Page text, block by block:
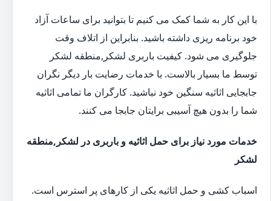
با این کار به شما کمک می کنیم تا بتوانید برای ساعات آزاد
خود برنامه ریزی داشته باشید. بنابراین از اتلاف وقت
جلوگیری می شود. کیفیت باربری لشکر,منطقه لشکر
توسط ما بسیار بالاست. با خدمات رضایت بار دیگر نگران
جابجایی اثاثیه سنگین خود نباشید. کارگران ما تمامی اثاثیه
شما را بدون هیچ آسیبی برایتان جابجا می کنند.
خدمات مورد نیاز برای حمل اثاثیه و باربری در لشکر,منطقه
لشکر
اسباب کشی و حمل اثاثیه یکی از کارهای پر استرس است.